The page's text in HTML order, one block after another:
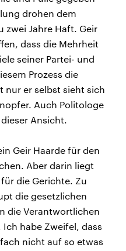
drohen dem
zwei Jahre Haft. Geir
dass die Mehrheit
seiner Partei- und
Prozess die
nur er selbst sieht sich
Auch Politologe
Ansicht.
Geir Haarde für den
Aber darin liegt
die Gerichte. Zu
die gesetzlichen
die Verantwortlichen
habe Zweifel, dass
nicht auf so etwas